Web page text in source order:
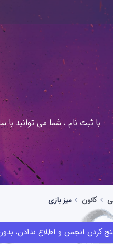
با ثبت نام ، شما می توانید
کانون میز بازی
کردن انجمن و اطلاع ندادن،